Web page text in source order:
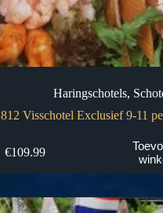
Haringschotels,
812 Visschotel Exclusief 9-11
€109.99